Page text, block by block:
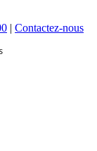
| Contactez-nous